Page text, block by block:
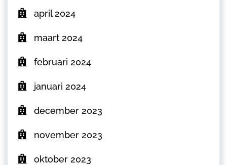
april 2024
maart 2024
februari 2024
januari 2024
december 2023
november 2023
oktober 2023